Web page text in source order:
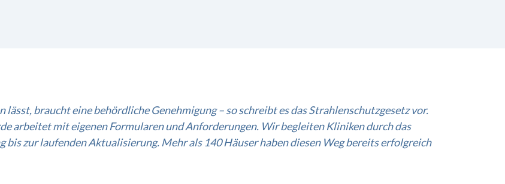
braucht eine behördliche Genehmigung – so schreibt es das Strahlenschutzgesetz vor.
arbeitet mit eigenen Formularen und Anforderungen. Wir begleiten Kliniken durch das
zur laufenden Aktualisierung. Mehr als 140 Häuser haben diesen Weg bereits erfolgreich